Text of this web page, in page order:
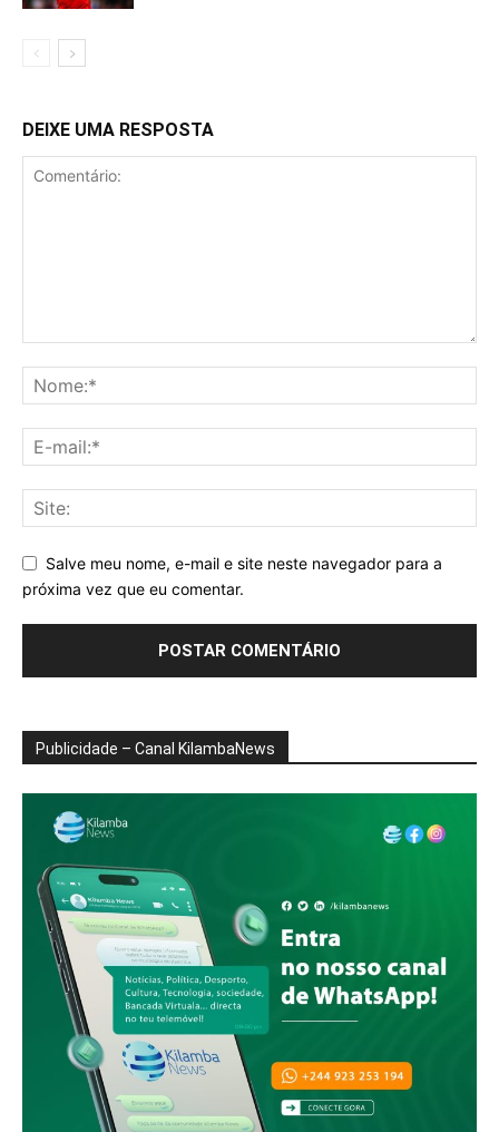
DEIXE UMA RESPOSTA
Salve meu nome, e-mail e site neste navegador para a
próxima vez que eu comentar.
Publicidade – Canal KilambaNews